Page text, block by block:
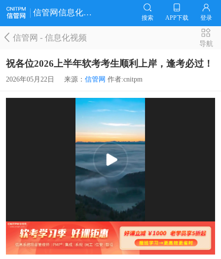
信管网信息化视频
搜索 APP下载 登录
信管网-信息化视频
导航
祝各位2026上半年软考考生顺利上岸，逢考必过！
2026年05月22日 来源： 信管网 作者:cnitpm